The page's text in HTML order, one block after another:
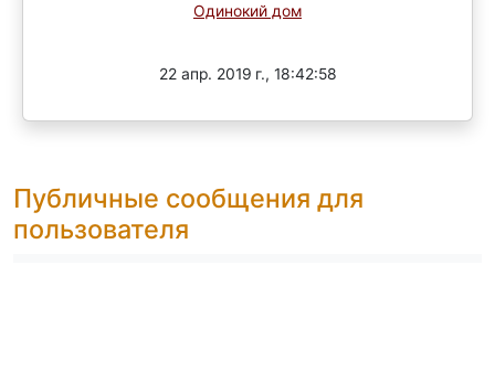
Одинокий дом
22 апр. 2019 г., 18:42:58
Публичные сообщения для
пользователя